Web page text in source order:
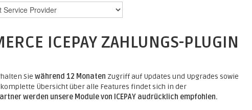
ICEPAY ZAHLUNGS-PLUGIN
Sie während 12 Monaten Zugriff auf Updates und Upgrades sowie
Übersicht über alle Features findet sich in der
werden unsere Module von ICEPAY audrücklich empfohlen.